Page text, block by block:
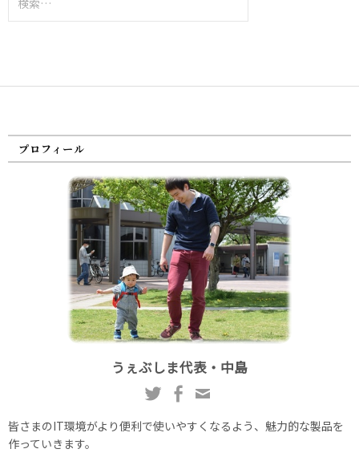
索:
プロフィール
うぇぶしま代表・中島
皆さまのIT環境がより便利で使いやすくなるよう、魅力的な製品を
作っていきます。